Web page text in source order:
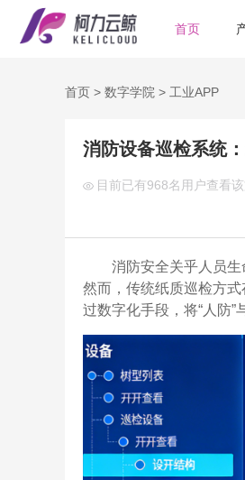
首页
首页 > 数字学院 > 工业APP
消防设备巡检系统
目前已有968名用户查看
消防安全关乎人员
然而，传统纸质巡检方
过数字化手段，将“人防”